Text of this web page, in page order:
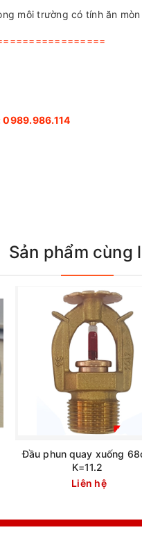
môi trường có tính ăn mòn
0989.986.114
Sản phẩm cùng
Đầu phun quay xuống
K=11.2
Liên hệ